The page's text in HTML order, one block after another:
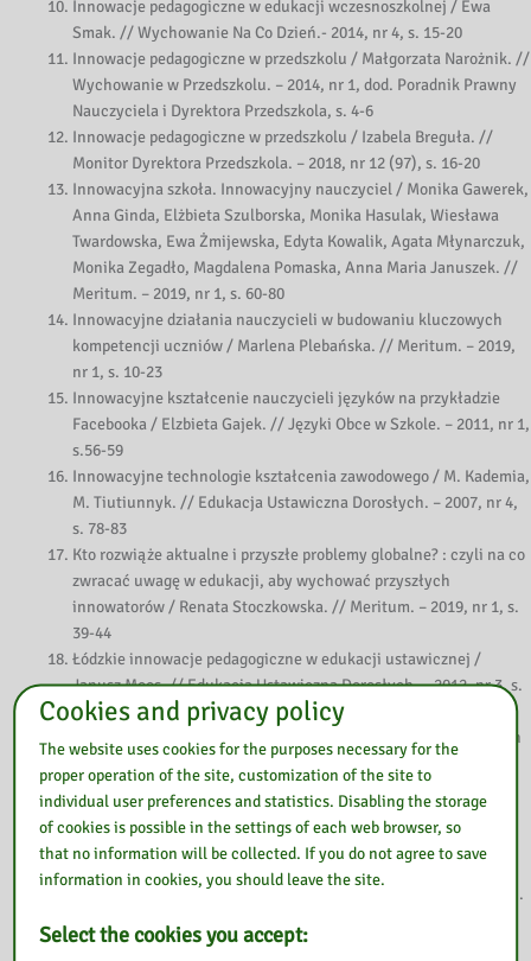
Innowacje pedagogiczne w edukacji wczesnoszkolnej / Ewa
Smak. // Wychowanie Na Co Dzień.- 2014, nr 4, s. 15-20
Innowacje pedagogiczne w przedszkolu / Małgorzata Narożnik. //
Wychowanie w Przedszkolu. – 2014, nr 1, dod. Poradnik Prawny
Nauczyciela i Dyrektora Przedszkola, s. 4-6
Innowacje pedagogiczne w przedszkolu / Izabela Breguła. //
Monitor Dyrektora Przedszkola. – 2018, nr 12 (97), s. 16-20
Innowacyjna szkoła. Innowacyjny nauczyciel / Monika Gawerek,
Anna Ginda, Elżbieta Szulborska, Monika Hasulak, Wiesława
Twardowska, Ewa Żmijewska, Edyta Kowalik, Agata Młynarczuk,
Monika Zegadło, Magdalena Pomaska, Anna Maria Januszek. //
Meritum. – 2019, nr 1, s. 60-80
Innowacyjne działania nauczycieli w budowaniu kluczowych
kompetencji uczniów / Marlena Plebańska. // Meritum. – 2019,
nr 1, s. 10-23
Innowacyjne kształcenie nauczycieli języków na przykładzie
Facebooka / Elzbieta Gajek. // Języki Obce w Szkole. – 2011, nr 1,
s.56-59
Innowacyjne technologie kształcenia zawodowego / M. Kademia,
M. Tiutiunnyk. // Edukacja Ustawiczna Dorosłych. – 2007, nr 4,
s. 78-83
Kto rozwiąże aktualne i przyszłe problemy globalne? : czyli na co
zwracać uwagę w edukacji, aby wychować przyszłych
innowatorów / Renata Stoczkowska. // Meritum. – 2019, nr 1, s.
39-44
Łódzkie innowacje pedagogiczne w edukacji ustawicznej /
Janusz Moos. // Edukacja Ustawiczna Dorosłych. – 2012, nr 3, s.
41-54
Marginesy innowacji : kultura audiowizualna w szkole / Damian
Kaja. // Polonistyka. – 2012, nr 4, s. 16-21
Mistrz innowacji pedagogicznych / Stefan M. Kwiatkowski. //
Edukacja Ustawiczna Dorosłych. – 2018, nr 2, s. 172-173
Nowe, nowsze, najnowsze / Piotr Winczewski. // Głos
Pedagogiczny. – 2018, nr 1, s. 14-15
O nowoczesności przyrodniczej edukacji / Julian Piotr Sawiński.
Podróż ku innowacjom : czyli Jak przygotować się do realizacji
Cookies and privacy policy
The website uses cookies for the purposes necessary for the
proper operation of the site, customization of the site to
individual user preferences and statistics. Disabling the storage
of cookies is possible in the settings of each web browser, so
that no information will be collected. If you do not agree to save
information in cookies, you should leave the site.
Select the cookies you accept: